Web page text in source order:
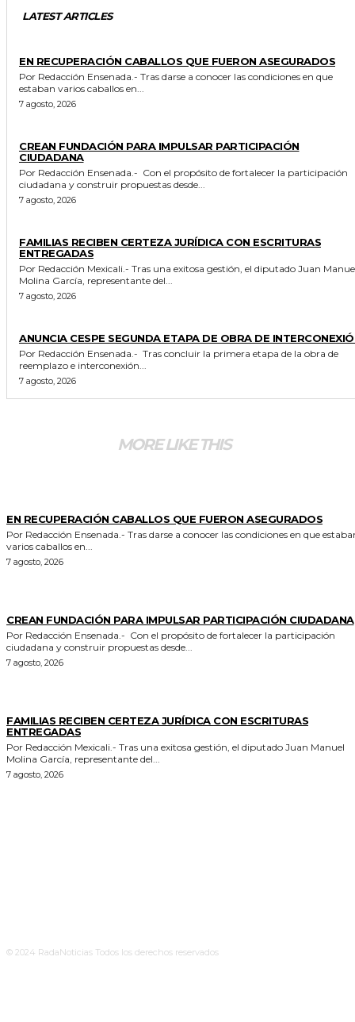
LATEST ARTICLES
EN RECUPERACIÓN CABALLOS QUE FUERON ASEGURADOS
Por Redacción Ensenada.- Tras darse a conocer las condiciones en que
estaban varios caballos en...
7 agosto, 2026
CREAN FUNDACIÓN PARA IMPULSAR PARTICIPACIÓN
CIUDADANA
Por Redacción Ensenada.- Con el propósito de fortalecer la participación
ciudadana y construir propuestas desde...
7 agosto, 2026
FAMILIAS RECIBEN CERTEZA JURÍDICA CON ESCRITURAS
ENTREGADAS
Por Redacción Mexicali.- Tras una exitosa gestión, el diputado Juan Manuel
Molina García, representante del...
7 agosto, 2026
ANUNCIA CESPE SEGUNDA ETAPA DE OBRA DE
Por Redacción Ensenada.- Tras concluir la primera etapa de la obra de
reemplazo e interconexión...
7 agosto, 2026
MORE LIKE THIS
EN RECUPERACIÓN CABALLOS QUE FUERON ASEGURADOS
Por Redacción Ensenada.- Tras darse a conocer las condiciones en que estaban
varios caballos en...
7 agosto, 2026
CREAN FUNDACIÓN PARA IMPULSAR PARTICIPACIÓN CIUDADANA
Por Redacción Ensenada.- Con el propósito de fortalecer la participación
ciudadana y construir propuestas desde...
7 agosto, 2026
FAMILIAS RECIBEN CERTEZA JURÍDICA CON ESCRITURAS
ENTREGADAS
Por Redacción Mexicali.- Tras una exitosa gestión, el diputado Juan Manuel
Molina García, representante del...
7 agosto, 2026
© 2024 RadaNoticias Todos los derechos reservados